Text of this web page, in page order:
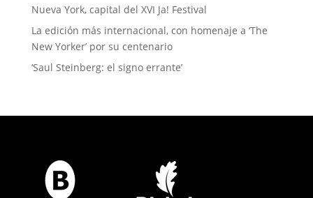
Nueva York, capital del XVI Ja! Festival
La edición más internacional, con homenaje a ‘The
New Yorker’ por su centenario
‘Saul Steinberg: el signo errante’